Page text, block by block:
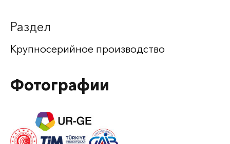
Раздел
Крупносерийное производство
Фотографии